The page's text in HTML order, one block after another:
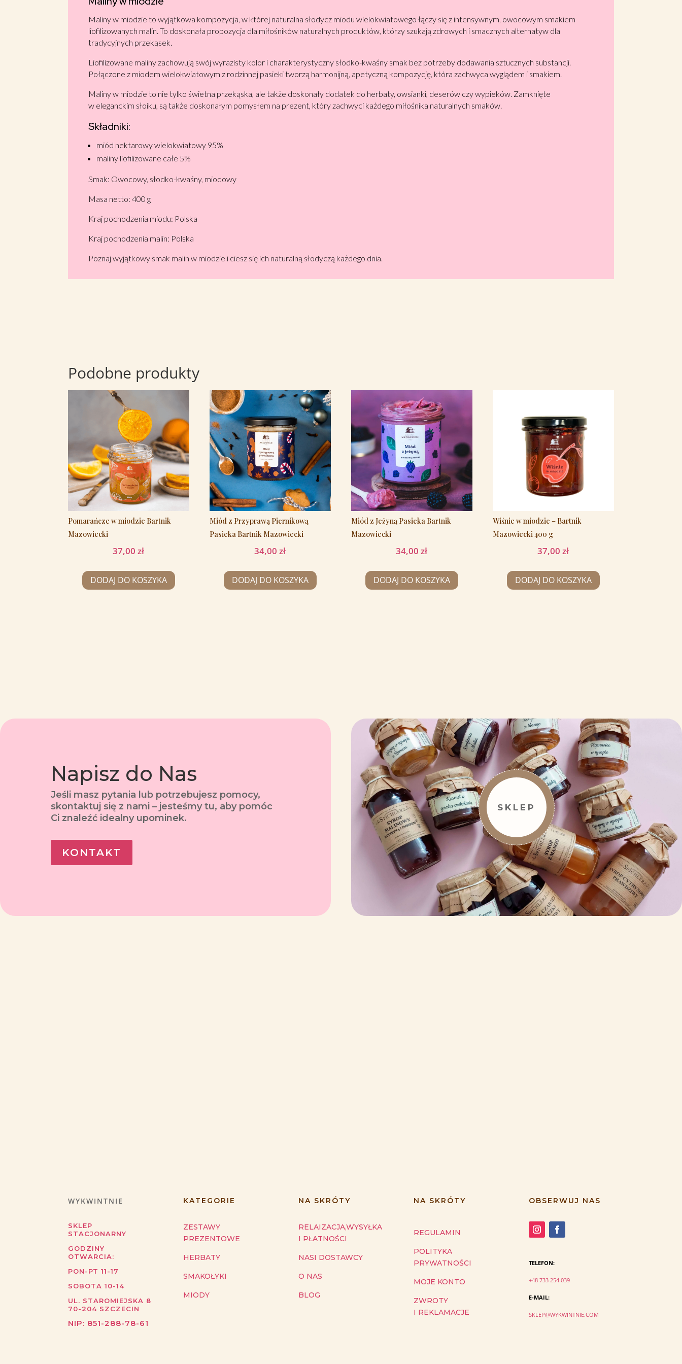
Maliny w miodzie to wyjątkowa kompozycja, w której naturalna słodycz miodu wielokwiatowego łączy się z intensywnym, owocowym smakiem
liofilizowanych malin. To doskonała propozycja dla miłośników naturalnych produktów, którzy szukają zdrowych i smacznych alternatyw dla
tradycyjnych przekąsek.
Liofilizowane maliny zachowują swój wyrazisty kolor i charakterystyczny słodko-kwaśny smak bez potrzeby dodawania sztucznych substancji.
Połączone z miodem wielokwiatowym z rodzinnej pasieki tworzą harmonijną, apetyczną kompozycję, która zachwyca wyglądem i smakiem.
Maliny w miodzie to nie tylko świetna przekąska, ale także doskonały dodatek do herbaty, owsianki, deserów czy wypieków. Zamknięte
w eleganckim słoiku, są także doskonałym pomysłem na prezent, który zachwyci każdego miłośnika naturalnych smaków.
Składniki:
miód nektarowy wielokwiatowy 95%
maliny liofilizowane całe 5%
Smak: Owocowy, słodko-kwaśny, miodowy
Masa netto: 400 g
Kraj pochodzenia miodu: Polska
Kraj pochodzenia malin: Polska
Poznaj wyjątkowy smak malin w miodzie i ciesz się ich naturalną słodyczą każdego dnia.
Podobne produkty
Pomarańcze w miodzie Bartnik
Mazowiecki
37,00zł
DODAJ DO KOSZYKA
Miód z Przyprawą Piernikową
Pasieka Bartnik Mazowiecki
34,00zł
DODAJ DO KOSZYKA
Miód z Jeżyną Pasieka Bartnik
Mazowiecki
34,00zł
DODAJ DO KOSZYKA
Wiśnie w miodzie – Bartnik
Mazowiecki 400 g
37,00zł
DODAJ DO KOSZYKA
Napisz do Nas
Jeśli masz pytania lub potrzebujesz pomocy,
skontaktuj się z nami – jesteśmy tu, aby pomóc
Ci znaleźć idealny upominek.
KONTAKT
SKLEP
WYKWINTNIE
SKLEP
STACJONARNY
GODZINY
OTWARCIA:
PON-PT 11-17
SOBOTA 10-14
UL. STAROMIEJSKA 8
70-204 SZCZECIN
NIP: 851-288-78-61
KATEGORIE
ZESTAWY
PREZENTOWE
HERBATY
SMAKOŁYKI
MIODY
NA SKRÓTY
RELAIZACJA,WYSYŁKA
I PŁATNOŚCI
NASI DOSTAWCY
O NAS
BLOG
NA SKRÓTY
REGULAMIN
POLITYKA
PRYWATNOŚCI
MOJE KONTO
ZWROTY
I REKLAMACJE
OBSERWUJ NAS
TELEFON:
+48 733 254 039
E-MAIL:
SKLEP@WYKWINTNIE.COM